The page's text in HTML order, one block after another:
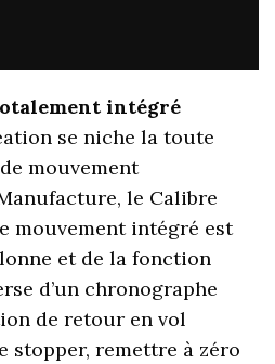
intégré
se niche la toute
mouvement
le Calibre
mouvement intégré est
et de la fonction
d’un chronographe
de retour en vol
stopper, remettre à zéro